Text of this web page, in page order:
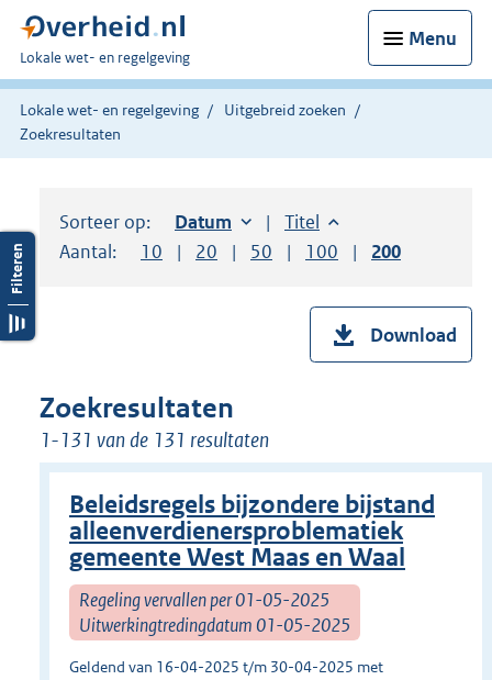
Menu
U
bent
hier:
Lokale wet- en regelgeving
Lokale wet- en regelgeving
Uitgebreid zoeken
Zoekresultaten
Sorteer op: Sorteer op:
Datum oplopendSorteer op:
Titel oplopend
Aantal:
Toon
10 resultaten per pagina
Toon
20 resultaten per pagina
Toon
50 resultaten per pagina
Toon
100 resultaten per
Toon
200
Download
Zoekresultaten
1-131 van de 131 resultaten
Beleidsregels bijzondere bijstand
alleenverdienersproblematiek
gemeente West Maas en Waal
Regeling vervallen per 01-05-2025
Uitwerkingtredingdatum 01-05-2025
Geldend van 16-04-2025 t/m 30-04-2025 met